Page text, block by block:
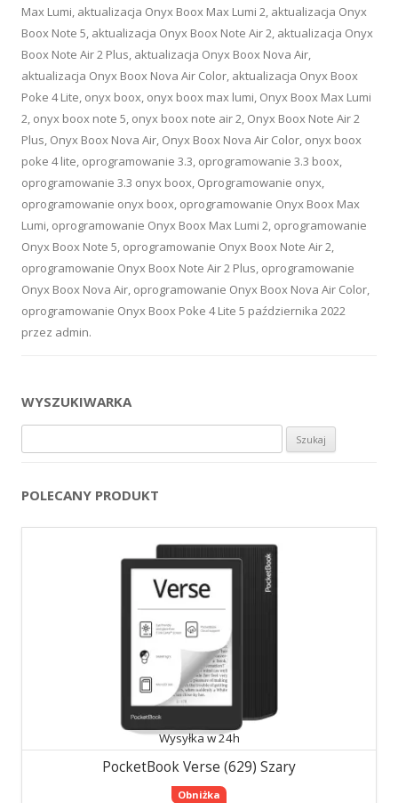
Max Lumi, aktualizacja Onyx Boox Max Lumi 2, aktualizacja Onyx
Boox Note 5, aktualizacja Onyx Boox Note Air 2, aktualizacja Onyx
Boox Note Air 2 Plus, aktualizacja Onyx Boox Nova Air,
aktualizacja Onyx Boox Nova Air Color, aktualizacja Onyx Boox
Poke 4 Lite, onyx boox, onyx boox max lumi, Onyx Boox Max Lumi
2, onyx boox note 5, onyx boox note air 2, Onyx Boox Note Air 2
Plus, Onyx Boox Nova Air, Onyx Boox Nova Air Color, onyx boox
poke 4 lite, oprogramowanie 3.3, oprogramowanie 3.3 boox,
oprogramowanie 3.3 onyx boox, Oprogramowanie onyx,
oprogramowanie onyx boox, oprogramowanie Onyx Boox Max
Lumi, oprogramowanie Onyx Boox Max Lumi 2, oprogramowanie
Onyx Boox Note 5, oprogramowanie Onyx Boox Note Air 2,
oprogramowanie Onyx Boox Note Air 2 Plus, oprogramowanie
Onyx Boox Nova Air, oprogramowanie Onyx Boox Nova Air Color,
oprogramowanie Onyx Boox Poke 4 Lite 5 października 2022
przez admin.
WYSZUKIWARKA
POLECANY PRODUKT
Wysyłka w 24h
PocketBook Verse (629) Szary
Obniżka